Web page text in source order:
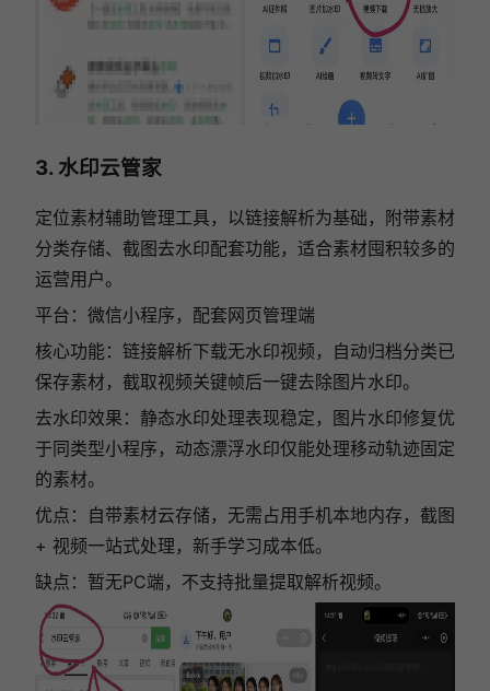
3. 水印云管家
定位素材辅助管理工具，以链接解析为基础，附带素材
分类存储、截图去水印配套功能，适合素材囤积较多的
运营用户。
平台：微信小程序，配套网页管理端
核心功能：链接解析下载无水印视频，自动归档分类已
保存素材，截取视频关键帧后一键去除图片水印。
去水印效果：静态水印处理表现稳定，图片水印修复优
于同类型小程序，动态漂浮水印仅能处理移动轨迹固定
的素材。
优点：自带素材云存储，无需占用手机本地内存，截图
+ 视频一站式处理，新手学习成本低。
缺点：暂无PC端，不支持批量提取解析视频。